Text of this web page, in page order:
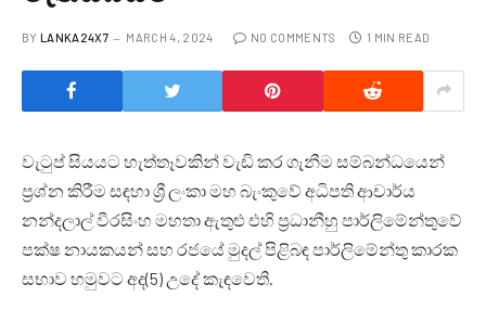
BY LANKA24X7 MARCH 4, 2024 NO COMMENTS 1 MIN READ
වැටුප් සියයට හැත්තෑවකින් වැඩි කර ගැනීම සම්බන්ධයෙන්
ප්‍රශ්න කිරීම සඳහා ශ්‍රී ලංකා මහ බැංකුවේ අධිපති ආචාර්ය
නන්දලාල් වීරසිංහ මහතා ඇතුළු එහි ප්‍රධානීහු පාර්ලිමේන්තුවේ
පක්ෂ නායකයන් සහ රජයේ මුදල් පිළිබඳ පාර්ලිමේන්තු කාරක
සභාව හමුවට අද(5) උදේ කැඳවෙති.